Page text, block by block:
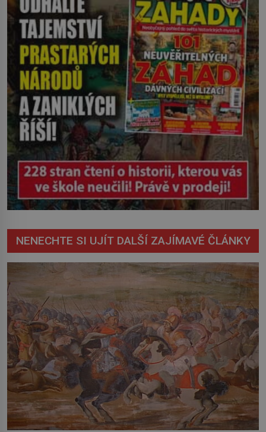
nevyřízené účty. […]
NENECHTE SI UJÍT DALŠÍ ZAJÍMAVÉ ČLÁNKY